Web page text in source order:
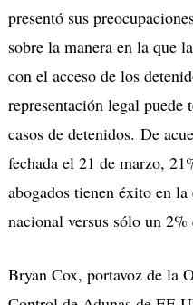
presentó sus
sobre la manera en la que
con el acceso de los
representación legal
casos de detenidos. De
fechada el 21 de marzo,
abogados tienen éxito en
nacional versus sólo un 2%
Bryan Cox, portavoz de la